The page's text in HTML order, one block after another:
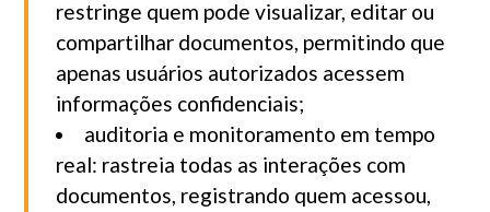
restringe quem pode visualizar, editar ou
compartilhar documentos, permitindo que
apenas usuários autorizados acessem
informações confidenciais;
auditoria e monitoramento em tempo
real: rastreia todas as interações com
documentos, registrando quem acessou,